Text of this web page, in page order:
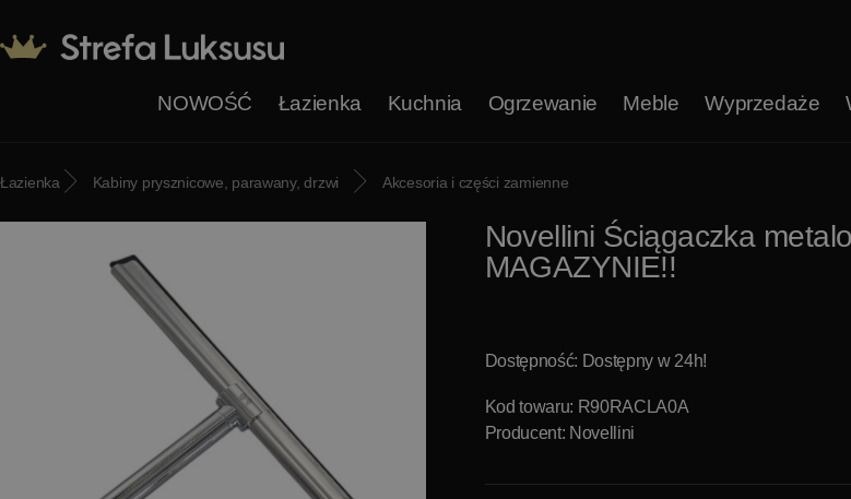
NOWOŚĆ Łazienka Kuchnia Ogrzewanie Meble Wyprzedaże
Łazienka Kabiny prysznicowe, parawany, drzwi Akcesoria i części zamienne
Novellini Ściągaczka
MAGAZYNIE!!
Dostępność: Dostępny w 24h!
Kod towaru: R90RACLA0A
Producent: Novellini